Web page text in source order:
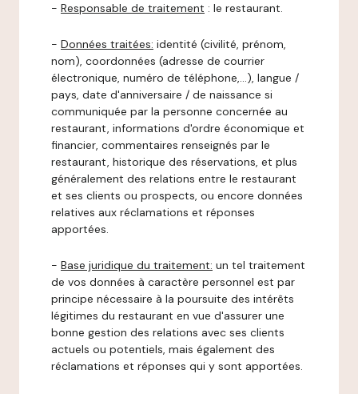
- Responsable de traitement : le restaurant.
- Données traitées: identité (civilité, prénom,
nom), coordonnées (adresse de courrier
électronique, numéro de téléphone,…), langue /
pays, date d'anniversaire / de naissance si
communiquée par la personne concernée au
restaurant, informations d'ordre économique et
financier, commentaires renseignés par le
restaurant, historique des réservations, et plus
généralement des relations entre le restaurant
et ses clients ou prospects, ou encore données
relatives aux réclamations et réponses
apportées.
- Base juridique du traitement: un tel traitement
de vos données à caractère personnel est par
principe nécessaire à la poursuite des intérêts
légitimes du restaurant en vue d'assurer une
bonne gestion des relations avec ses clients
actuels ou potentiels, mais également des
réclamations et réponses qui y sont apportées.